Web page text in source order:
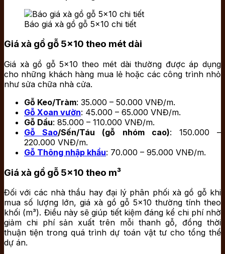
Báo giá xà gồ gỗ 5×10 chi tiết
Giá xà gồ gỗ 5×10 theo mét dài
Giá xà gồ gỗ 5×10 theo mét dài thường được áp dụng
cho những khách hàng mua lẻ hoặc các công trình nhỏ
như sửa chữa nhà cửa.
Gỗ Keo/Tràm: 35.000 – 50.000 VNĐ/m.
Gỗ Xoan vườn: 45.000 – 65.000 VNĐ/m.
Gỗ Dầu: 85.000 – 110.000 VNĐ/m.
Gỗ Sao/Sến/Táu (gỗ nhóm cao): 150.000 –
220.000 VNĐ/m.
Gỗ Thông nhập khẩu: 70.000 – 95.000 VNĐ/m.
Giá xà gồ gỗ 5×10 theo m³
Đối với các nhà thầu hay đại lý phân phối xà gồ gỗ khi
mua số lượng lớn, giá xà gồ gỗ 5×10 thường tính theo
khối (m³). Điều này sẽ giúp tiết kiệm đáng kể chi phí nhờ
giảm chi phí sản xuất trên mỗi thanh gỗ, đồng thời
thuận tiện trong quá trình dự toán vật tư cho tổng thể
dự án.